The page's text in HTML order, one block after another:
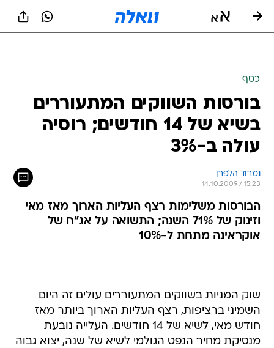
כסף
בורסות השווקים המתעוררים
בשיא של 14 חודשים; רוסיה
עולה ב-3%
נמרוד הלפרן
14.10.2009 / 15:23
הבורסות משלימות רצף העליות הארוך מאז מאי
וזינוק של 71% השנה; התשואה על אג"ח של
אוקראינה מתחת ל-10%
שוק המניות בשווקים המתעוררים עולים זה היום
השמיני ברציפות, רצף העליות הארוך ביותר מאז
חודש מאי, לשיא של 14 חודשים. העלייה נובעת
מנסיקת מחיר הנפט הגולמי לשיא של שנה, יצוא גבוה